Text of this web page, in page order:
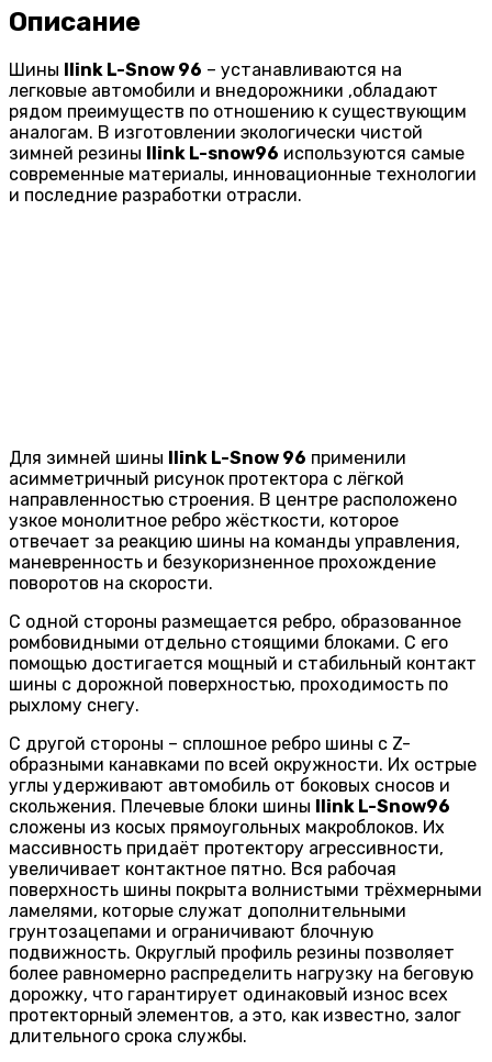
Описание
Шины Ilink L-Snow 96 – устанавливаются на
легковые автомобили и внедорожники ,обладают
рядом преимуществ по отношению к существующим
аналогам. В изготовлении экологически чистой
зимней резины Ilink L-snow96 используются самые
современные материалы, инновационные технологии
и последние разработки отрасли.
Для зимней шины Ilink L-Snow 96 применили
асимметричный рисунок протектора с лёгкой
направленностью строения. В центре расположено
узкое монолитное ребро жёсткости, которое
отвечает за реакцию шины на команды управления,
маневренность и безукоризненное прохождение
поворотов на скорости.
С одной стороны размещается ребро, образованное
ромбовидными отдельно стоящими блоками. С его
помощью достигается мощный и стабильный контакт
шины с дорожной поверхностью, проходимость по
рыхлому снегу.
С другой стороны – сплошное ребро шины с Z-
образными канавками по всей окружности. Их острые
углы удерживают автомобиль от боковых сносов и
скольжения. Плечевые блоки шины Ilink L-Snow96
сложены из косых прямоугольных макроблоков. Их
массивность придаёт протектору агрессивности,
увеличивает контактное пятно. Вся рабочая
поверхность шины покрыта волнистыми трёхмерными
ламелями, которые служат дополнительными
грунтозацепами и ограничивают блочную
подвижность. Округлый профиль резины позволяет
более равномерно распределить нагрузку на беговую
дорожку, что гарантирует одинаковый износ всех
протекторный элементов, а это, как известно, залог
длительного срока службы.